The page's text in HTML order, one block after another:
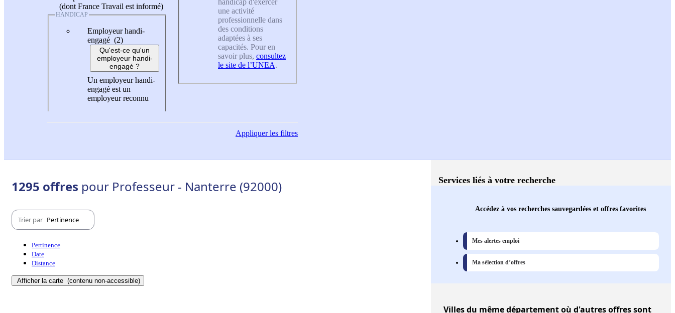
(dont France Travail est informé)
HANDICAP
Employeur handi-
engagé (2)
Qu'est-ce qu'un
employeur handi-
engagé ?
Un employeur handi-
engagé est un
employeur reconnu
handicap d'exercer
une activité
professionnelle dans
des conditions
adaptées à ses
capacités. Pour en
savoir plus, consultez
le site de l’UNEA.
Appliquerles filtres
1295 offres pour Professeur - Nanterre (92000)
Trier par Pertinence
Pertinence
Date
Distance
Afficher la carte (contenu non-accessible)
Services liés à votre recherche
Accédez à vos recherches sauvegardées et offres favorites
Mes alertes emploi
Ma sélection d’offres
Villesdu même département où d'autres offres sont